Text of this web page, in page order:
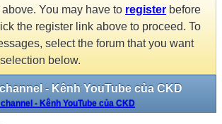
You may have to register before
the register link above to proceed. To
select the forum that you want
below.
- Kênh YouTube của CKD
- Kênh YouTube của CKD